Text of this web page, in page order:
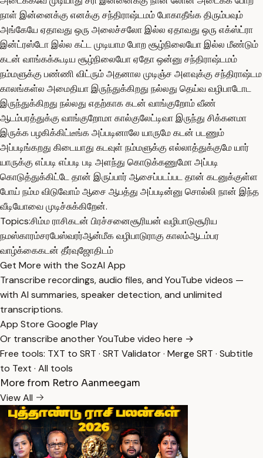
நாள் இன்னைக்கு எனக்கு சந்திராஷ்டமம் போகாதீங்க திரும்பவும்
அங்கேயே ஏதாவது ஒரு அலைச்சலோ இல்ல ஏதாவது ஒரு எக்ஸ்ட்ரா
இன்ட்ரஸ்டோ இல்ல கட்ட முடியாம போற சூழ்நிலையோ இல்ல மீண்டும்
கடன் வாங்கக்கூடிய சூழ்நிலையோ ஏதோ ஒன்னு சந்திராஷ்டமம்
நம்மளுக்கு பண்ணி விட்ரும் அதனால முடிஞ்ச அளவுக்கு சந்திராஷ்டம
காலங்கள்ல அமைதியா இருந்துக்கிறது நல்லது தெய்வ வழிபாடோட
இருந்துக்கிறது நல்லது எதற்காக கடன் வாங்குறோம் வீண்
ஆடம்பரத்துக்கு வாங்குறோமா கால்குலேட்டிவா இருந்து சிக்கனமா
இருக்க பழகிக்கிட்டீங்க அப்படினாலே யாருமே கடன் படணும்
அப்படிங்கறது கிடையாது கடவுள் நம்மளுக்கு எல்லாத்துக்குமே யார்
யாருக்கு எப்படி எப்படி படி அளந்து கொடுக்கணுமோ அப்படி
கொடுத்துக்கிட்டே தான் இருப்பார் ஆசைப்படப்பட தான் கடனுக்குள்ள
போய் நம்ம விடுவோம் ஆசை ஆபத்து அப்படின்னு சொல்லி நான் இந்த
வீடியோவை முடிச்சுக்கிறேன்.
Topics:சிம்ம ராசிகடன் பிரச்சனைசூரியன் வழிபாடுசூரிய
நமஸ்காரம்சரபேஸ்வரர்ஆன்மீக வழிபாடுராகு காலம்ஆடம்பர
வாழ்க்கைகடன் தீர்வுஜோதிடம்
Get More with the SozAI App
Transcribe recordings, audio files, and YouTube videos —
with AI summaries, speaker detection, and unlimited
transcriptions.
App Store Google Play
Or transcribe another YouTube video here →
Free tools: TXT to SRT · SRT Validator· Merge SRT · Subtitle
to Text · All tools
More from Retro Aanmeegam
View All